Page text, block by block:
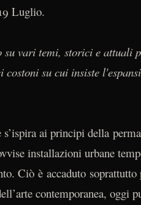
Luglio.
su vari temi, storici e attuali
su cui insiste
ai principi della
installazioni urbane
Ciò è accaduto soprattutto
contemporanea, oggi